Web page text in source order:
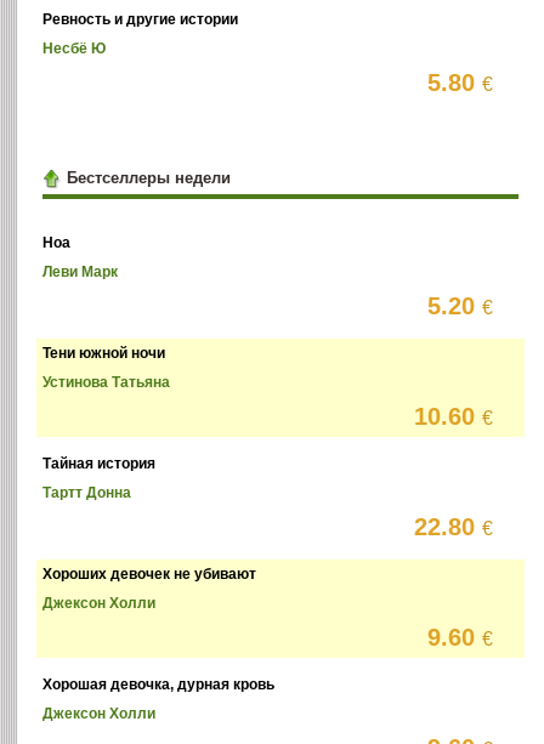
Ревность и другие истории
Несбё Ю
5.80€
Бестселлеры недели
Ноа
Леви Марк
5.20€
Тени южной ночи
Устинова Татьяна
10.60€
Тайная история
Тартт Донна
22.80€
Хороших девочек не убивают
Джексон Холли
9.60€
Хорошая девочка, дурная кровь
Джексон Холли